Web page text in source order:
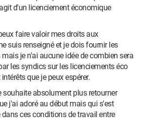
d'un licenciement économique
faire valoir mes droits aux
suis renseigné et je dois fournir les
je n'ai aucune idée de combien sera
les syndics sur les licenciements éco
que je peux espérer.
souhaite absolument plus retourner
j'ai adoré au début mais qui s'est
ces conditions de travail entre